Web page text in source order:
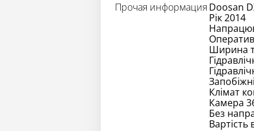
Прочая информация Doosan
Рік 2014
Ширина
Клімат
Камера
Без
Вартість